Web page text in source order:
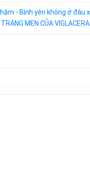
- Bình yên không ở đâu
MEN CỦA